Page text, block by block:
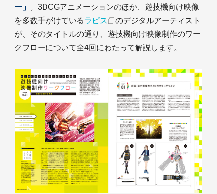
ー」 。3DCGアニメーションのほか、遊技機向け映像
を多数手がけているラピス
のデジタルアーティスト
が、そのタイトルの通り、遊技機向け映像制作のワー
クフローについて全4回にわたって解説します。